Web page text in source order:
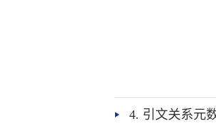
4. 引文关系元